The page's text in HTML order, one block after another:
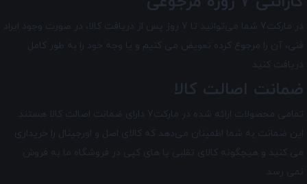
در مارکت7 شما می‌توانید تا 7 روز پس از دریافت کالا، در صورت وجود ایراد
فنی، آن را مرجوع کرده تعویض می کنیم و یا وجه خود را به طور کامل
دریافت کنید.
ضمانت اصالت کالا
تمامی محصولات ارائه شده در مارکت7
دارای ضمانت اصالت کالا هستند.
این ضمانت به شما اطمینان می‌دهد که کالای اصل و اورجینال را خریداری
می کنید و هیچگونه کالای تقلبی یا های کپی در فروشگاه ما به فروش
نمی رسد.